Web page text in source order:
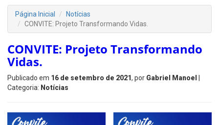
Página Inicial
Notícias
CONVITE: Projeto Transformando Vidas.
CONVITE: Projeto Transformando
Vidas.
Publicado em 16 de setembro de 2021, por Gabriel Manoel
Categoria: Notícias